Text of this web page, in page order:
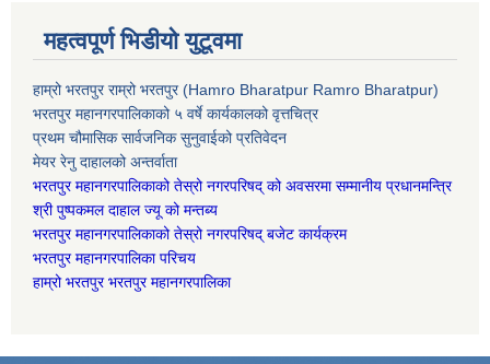
महत्वपूर्ण भिडीयो युटूवमा
हाम्रो भरतपुर राम्रो भरतपुर (Hamro Bharatpur Ramro Bharatpur)
भरतपुर महानगरपालिकाको ५ वर्षे कार्यकालको वृत्तचित्र
प्रथम चौमासिक सार्वजनिक सुनुवाईको प्रतिवेदन
मेयर रेनु दाहालको अन्तर्वाता
भरतपुर महानगरपालिकाको तेस्रो नगरपरिषद् को अवसरमा सम्मानीय प्रधानमन्त्रि
श्री पुष्पकमल दाहाल ज्यू को मन्तब्य
भरतपुर महानगरपालिकाको तेस्रो नगरपरिषद् बजेट कार्यक्रम
भरतपुर महानगरपालिका परिचय
हाम्रो भरतपुर भरतपुर महानगरपालिका